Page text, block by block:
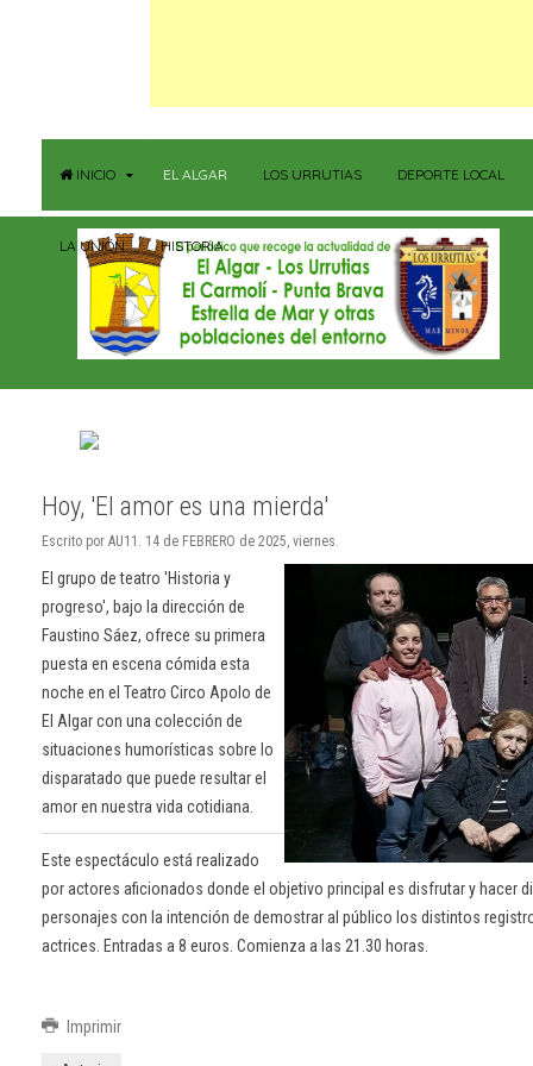
INICIO EL ALGAR LOS URRUTIAS DEPORTE LOCAL
LA UNIÓN HISTORIA
Hoy, 'El amor es una mierda'
Escrito por AU11. 14 de FEBRERO de 2025, viernes.
El grupo de teatro 'Historia y
progreso', bajo la dirección de
Faustino Sáez, ofrece su primera
puesta en escena cómida esta
noche en el Teatro Circo Apolo de
El Algar con una colección de
situaciones humorísticas sobre lo
disparatado que puede resultar el
amor en nuestra vida cotidiana.
Este espectáculo está realizado
por actores aficionados donde el objetivo principal es disfrutar y hacer
personajes con la intención de demostrar al público los distintos
actrices. Entradas a 8 euros. Comienza a las 21.30 horas.
Imprimir